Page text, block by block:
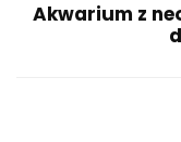
Akwarium z